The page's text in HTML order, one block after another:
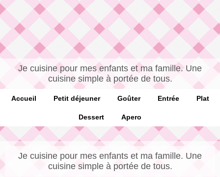
Je cuisine pour mes enfants et ma famille. Une
cuisine simple à portée de tous.
Accueil Petit déjeuner Goûter Entrée Plat
Dessert Apero
Je cuisine pour mes enfants et ma famille. Une
cuisine simple à portée de tous.